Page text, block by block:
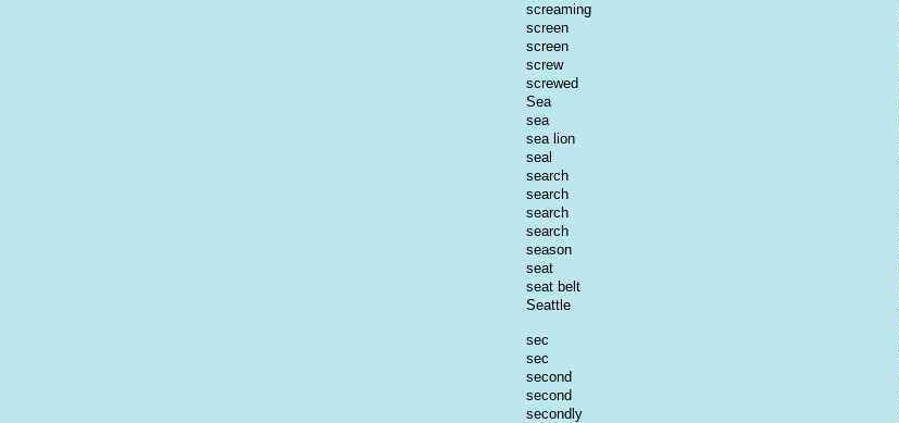
screaming
screen
screen
screw
screwed
Sea
sea
sea lion
seal
search
search
search
search
season
seat
seat belt
Seattle
sec
sec
second
second
secondly